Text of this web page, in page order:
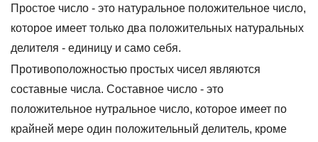
Простое число - это натуральное положительное число,
которое имеет только два положительных натуральных
делителя - единицу и само себя.
Противоположностью простых чисел являются
составные числа. Составное число - это
положительное нутральное число, которое имеет по
крайней мере один положительный делитель, кроме